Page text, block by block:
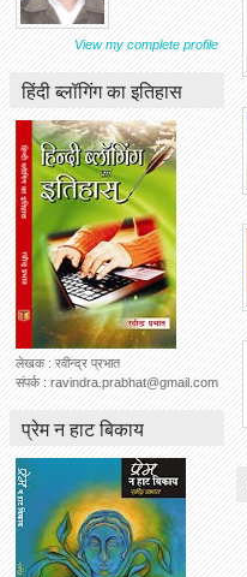
View my complete profile
हिंदी ब्लॉगिंग का इतिहास
लेखक : रवीन्द्र प्रभात
संपर्क : ravindra.prabhat@gmail.com
प्रेम न हाट बिकाय